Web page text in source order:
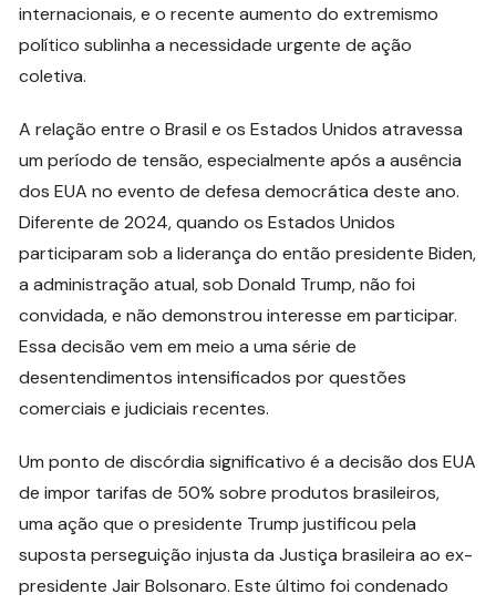
internacionais, e o recente aumento do extremismo
político sublinha a necessidade urgente de ação
coletiva.
A relação entre o Brasil e os Estados Unidos atravessa
um período de tensão, especialmente após a ausência
dos EUA no evento de defesa democrática deste ano.
Diferente de 2024, quando os Estados Unidos
participaram sob a liderança do então presidente Biden,
a administração atual, sob Donald Trump, não foi
convidada, e não demonstrou interesse em participar.
Essa decisão vem em meio a uma série de
desentendimentos intensificados por questões
comerciais e judiciais recentes.
Um ponto de discórdia significativo é a decisão dos EUA
de impor tarifas de 50% sobre produtos brasileiros,
uma ação que o presidente Trump justificou pela
suposta perseguição injusta da Justiça brasileira ao ex-
presidente Jair Bolsonaro. Este último foi condenado